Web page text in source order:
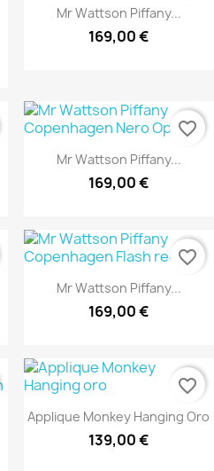
Mr Wattson Piffany...
169,00 €
Mr Wattson Piffany...
169,00 €
favorite_border
Mr Wattson Piffany...
169,00 €
favorite_border
Applique Monkey Hanging Oro
139,00 €
favorite_border